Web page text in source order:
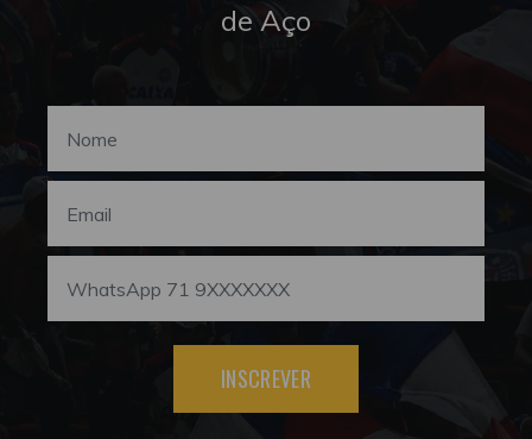
de Aço
INSCREVER